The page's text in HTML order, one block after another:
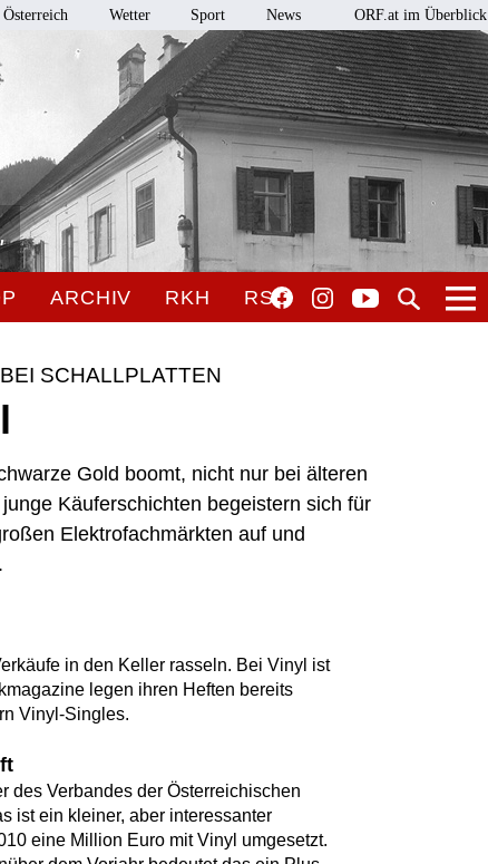
Österreich Wetter Sport News ORF.at im Überblick
ARCHIV RKH RSO
SCHALLPLATTEN
Gold boomt, nicht nur bei älteren
Käuferschichten begeistern sich für
Elektrofachmärkten auf und
in den Keller rasseln. Bei Vinyl ist
legen ihren Heften bereits
Vinyl-Singles.
des Verbandes der Österreichischen
ist ein kleiner, aber interessanter
eine Million Euro mit Vinyl umgesetzt.